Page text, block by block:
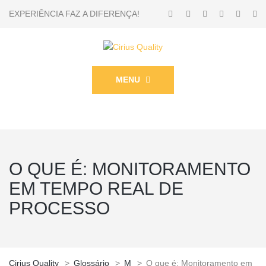
EXPERIÊNCIA FAZ A DIFERENÇA!
MENU
O QUE É: MONITORAMENTO
EM TEMPO REAL DE
PROCESSO
Cirius Quality > Glossário > M > O que é: Monitoramento em